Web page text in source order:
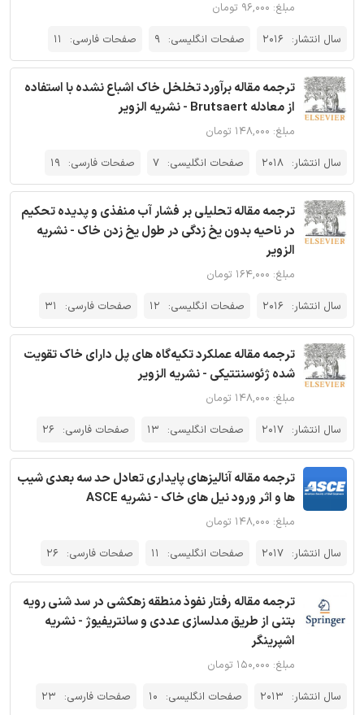
مبلغ: ۹۶,۰۰۰ تومان
سال انتشار: 2016 صفحات انگلیسی: 9 صفحات فارسی: 11
ترجمه مقاله برآورد تخلخل خاک اشباع نشده با استفاده
از معادله Brutsaert - نشریه الزویر
مبلغ: ۱۴۸,۰۰۰ تومان
سال انتشار: 2018 صفحات انگلیسی: 7 صفحات فارسی: 19
ترجمه مقاله تحلیلی بر فشار آب منفذی و پدیده تحکیم
در ناحیه بدون یخ زدگی در طول یخ زدن خاک - نشریه
الزویر
مبلغ: ۱۶۴,۰۰۰ تومان
سال انتشار: 2016 صفحات انگلیسی: 12 صفحات فارسی: 31
ترجمه مقاله عملکرد تکیه‌گاه های پل دارای خاک تقویت
شده ژئوسنتتیکی - نشریه الزویر
مبلغ: ۱۴۸,۰۰۰ تومان
سال انتشار: 2017 صفحات انگلیسی: 13 صفحات فارسی: 26
ترجمه مقاله آنالیزهای پایداری تعادل حد سه بعدی شیب
ها و اثر ورود نیل های خاک - نشریه ASCE
مبلغ: ۱۴۸,۰۰۰ تومان
سال انتشار: 2017 صفحات انگلیسی: 11 صفحات فارسی: 26
ترجمه مقاله رفتار نفوذ منطقه زهکشی در سد شنی رویه
‌بتنی از طریق مدلسازی عددی و سانتریفیوژ - نشریه
اشپرینگر
مبلغ: ۱۵۰,۰۰۰ تومان
سال انتشار: 2013 صفحات انگلیسی: 10 صفحات فارسی: 23